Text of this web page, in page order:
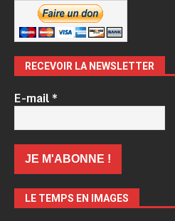
RECEVOIR LA NEWSLETTER
E-mail*
LE TEMPS EN IMAGES